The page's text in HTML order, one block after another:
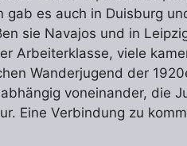
es auch in Duisburg
sie Navajos und in
Arbeiterklasse, viele
Wanderjugend der
voneinander, die
Eine Verbindung zu